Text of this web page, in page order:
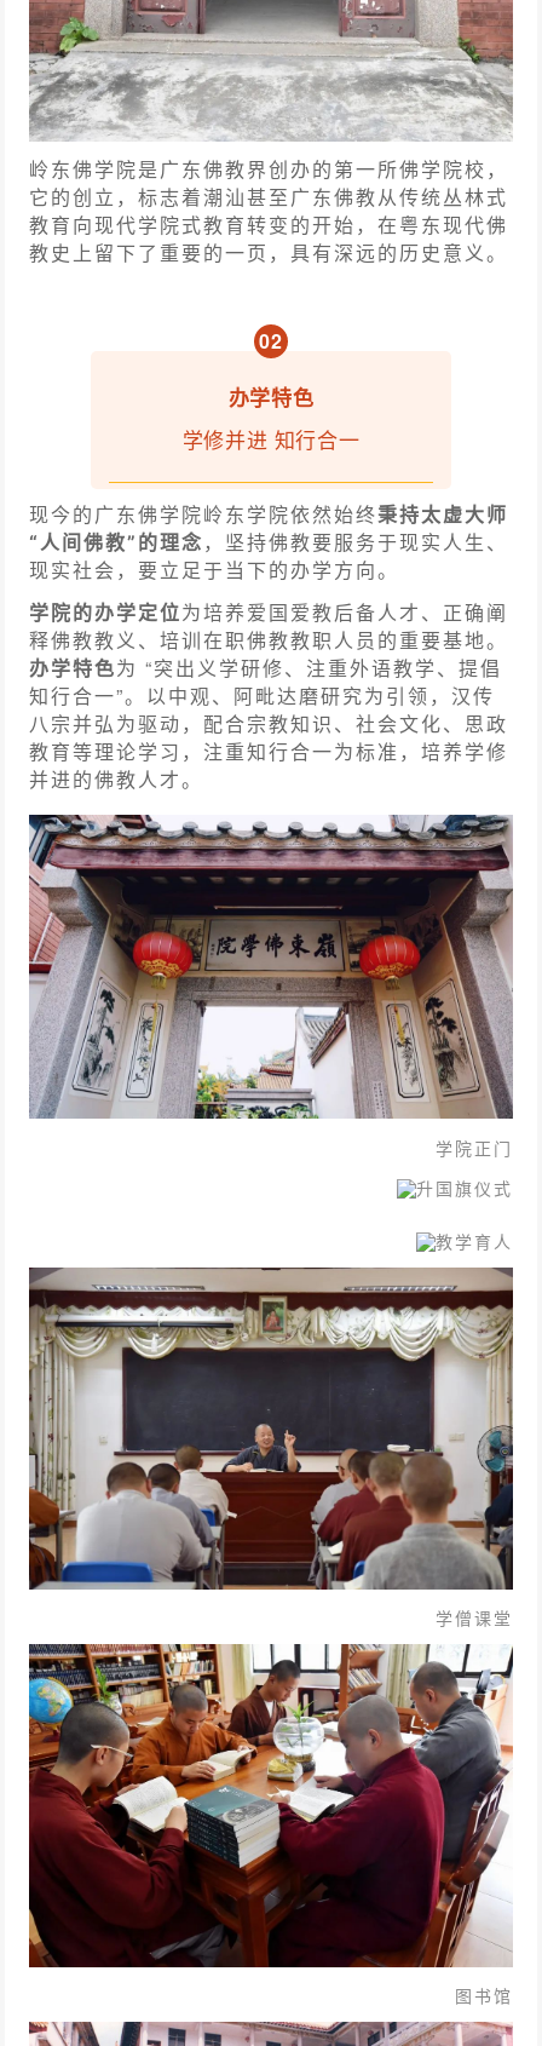
岭东佛学院是广东佛教界创办的第一所佛学院校，
它的创立，标志着潮汕甚至广东佛教从传统丛林式
教育向现代学院式教育转变的开始，在粤东现代佛
教史上留下了重要的一页，具有深远的历史意义。
02
办学特色
学修并进 知行合一
佛刊，都是太虚
现今的广东佛学院岭东学院依然始终秉持太虚大师
“人间佛教”的理念 ，坚持佛教要服务于现实人生、
现实社会，要立足于当下的办学方向。
学院的办学定位为培养爱国爱教后备人才、正确阐
释佛教教义、培训在职佛教教职人员的重要基地。
办学特色为 “突出义学研修、注重外语教学、提倡
知行合一”。以中观、阿毗达磨研究为引领，汉传
八宗并弘为驱动，配合宗教知识、社会文化、思政
教育等理论学习，注重知行合一为标准，培养学修
并进的佛教人才。
学院正门
升国旗仪式
教学育人
学僧课堂
图书馆